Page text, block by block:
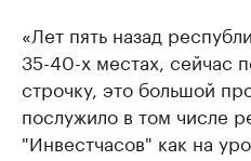
«Лет пять назад
35-40-х местах, сейчас
строчку, это большой
послужило в том числе
"Инвестчасов" как на